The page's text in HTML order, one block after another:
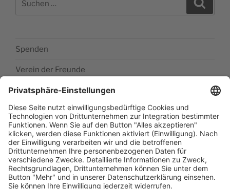
nach:
Spenden
Verein der Freunde
Impressum
Barrierefreiheitserklärung
Datenschutzerklärung
Newsletter abonieren